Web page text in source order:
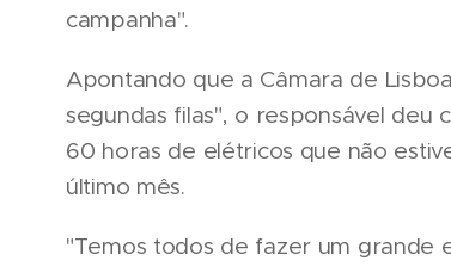
campanha".
Apontando que a Câmara de
segundas filas", o responsável deu
60 horas de elétricos que não
último mês.
"Temos todos de fazer um grande